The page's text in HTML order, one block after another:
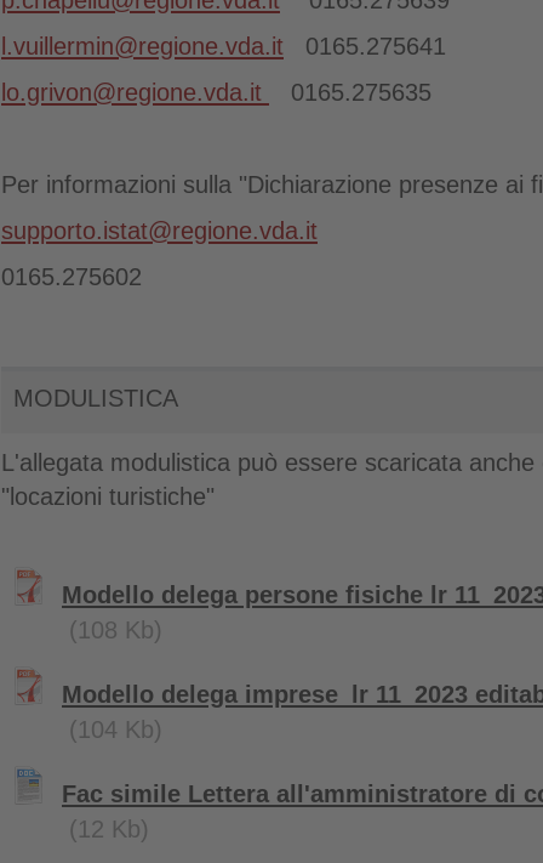
l.vuillermin@regione.vda.it 0165.275641
lo.grivon@regione.vda.it
0165.275635
Per informazioni sulla "Dichiarazione presenze ai
supporto.istat@regione.vda.it
0165.275602
MODULISTICA
L'allegata modulistica può essere scaricata
"locazioni turistiche"
Modello delega persone fisiche lr
(108 Kb)
Modello delega imprese_lr 11_2023
(104 Kb)
Fac simile Lettera all'amministratore di
(12 Kb)